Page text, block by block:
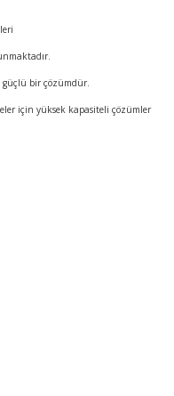
güçlü bir çözümdür.
için yüksek kapasiteli çözümler